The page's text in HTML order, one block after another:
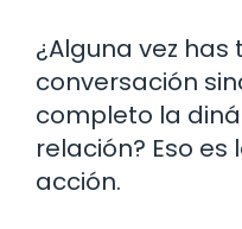
¿Alguna vez has
conversación
completo la
relación? Eso
acción.